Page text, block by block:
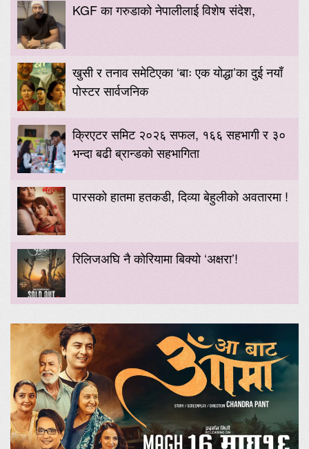
KGF का गरुडाको नेपालीलाई विशेष संदेश,
खुसी र तनाव समेटिएका ‘बाः एक योद्धा’का दुई नयाँ
पोस्टर सार्वजनिक
क्रिएटर समिट २०२६ सफल, १६६ सहभागी र ३०
भन्दा बढी ब्रान्डको सहभागिता
पारसको हातमा हतकडी, दिव्या बेहुलीको अवतारमा !
रिलिजअघि नै कोरियामा बिक्यो ‘अक्षरा’!